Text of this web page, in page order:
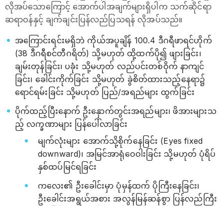
လိုအပ်သောကြောင့် အောက်ပါအချက်များရှိပါက သက်ဆိုင်ရာ
ဆရာဝန်နှင့် ချက်ချင်းပြန်လည်ပြသရန် လိုအပ်သည်။
အကြောင်းရင်းမရှိဘဲ ကိုယ်အပူချိန် 100.4 ဒီဂရီဖာရင်ဟိုက်
(38 ဒီဂရီစင်တီဂရိတ်) သို့မဟုတ် ထို့ထက်ပို၍ ဖျားခြင်း၊
ချမ်းတုန်ခြင်း၊ ပခုံး သို့မဟုတ် လည်ပင်းတစ်ဝိုက် နာကျင်
ခြင်း၊ ခေါင်းကိုက်ခြင်း သို့မဟုတ် ခွဲစိတ်ထားသည့်နေရာ၌
ရောင်ရမ်းခြင်း သို့မဟုတ် ပြည်/အရည်များ ထွက်ခြင်း
ပိုက်ထည့်ပြီးနောက် ဦးနှောက်တွင်းအရည်များ၊ ဖိအားများသ
ည့် လက္ခဏာများ ပြန်ပေါ်လာခြင်း
မျက်လုံးများ အောက်သို့စိုက်နေခြင်း (Eyes fixed
downward)၊ အမြင်အာရုံဝေဝါးခြင်း သို့မဟုတ် ပုံရိပ်
နှစ်ထပ်မြင်ရခြင်း
ကလေး၏ ဦးခေါင်းမှာ ပုံမှန်ထက် ပိုကြီးနေခြင်း၊
ဦးခေါင်းအရွယ်အစား အလွန်မြန်ဆန်စွာ ပြန်လည်ကြီး